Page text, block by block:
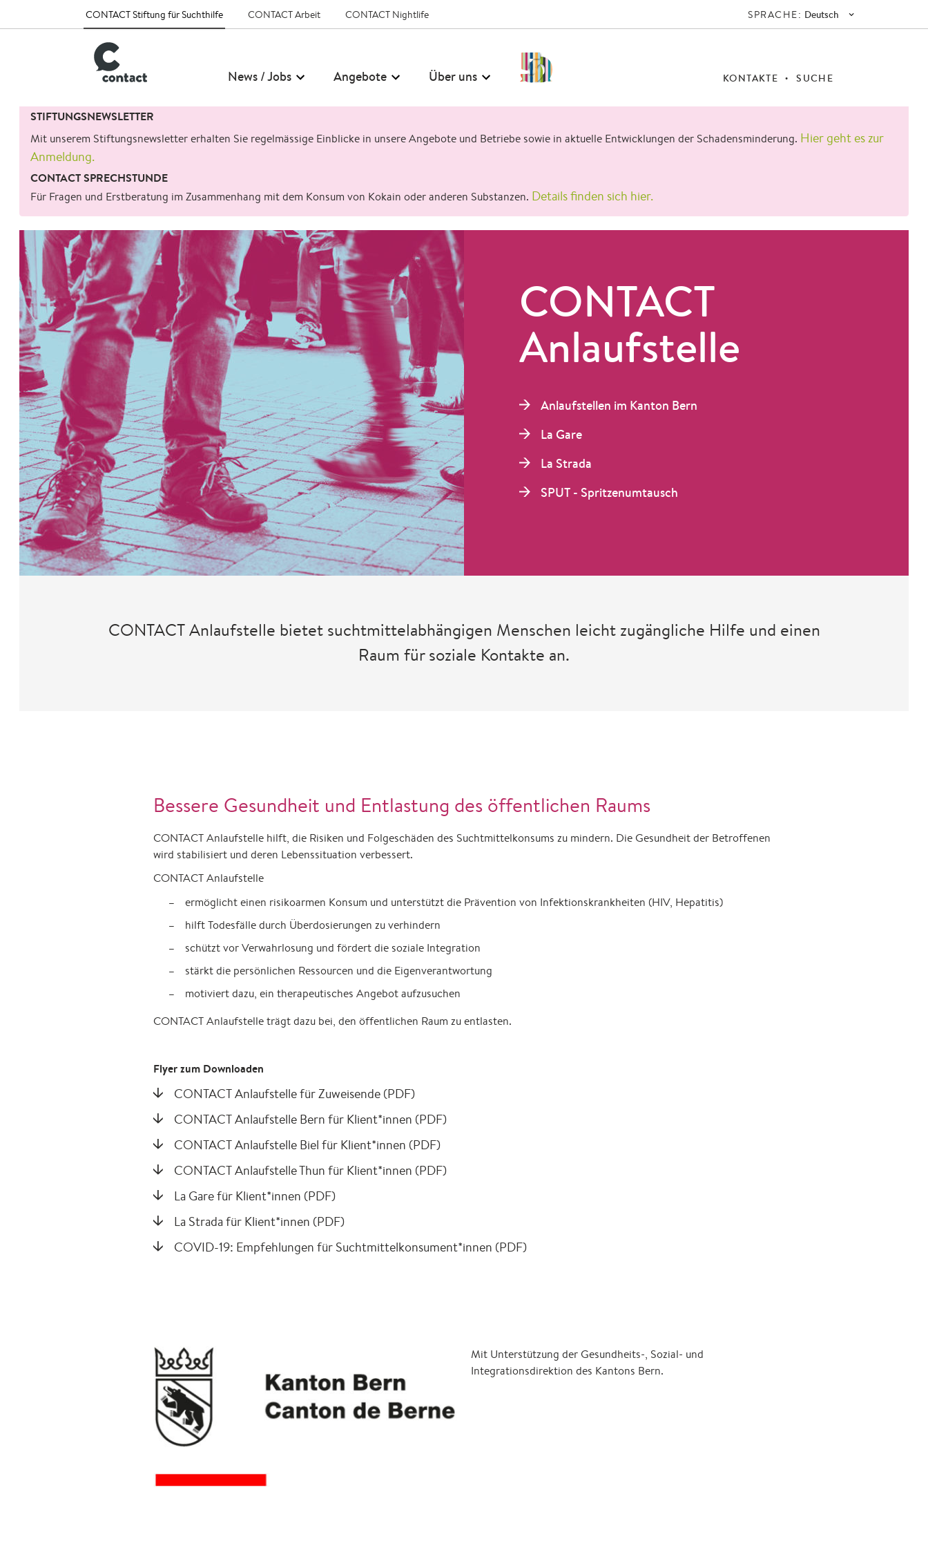
CONTACT Stiftung für Suchthilfe CONTACT Arbeit CONTACT Nightlife Deutsch
SPRACHE:
News / Jobs Angebote Über uns
CONTACT
KONTAKTE SUCHE
nach:
STIFTUNGSNEWSLETTER
Mit unserem Stiftungsnewsletter erhalten Sie regelmässige Einblicke in unsere Angebote und Betriebe sowie in aktuelle Entwicklungen der Schadensminderung. Hier geht es zur
Anmeldung.
CONTACT SPRECHSTUNDE
Für Fragen und Erstberatung im Zusammenhang mit dem Konsum von Kokain oder anderen Substanzen. Details finden sich hier.
CONTACT
Anlaufstelle
Anlaufstellen im Kanton Bern
La Gare
La Strada
SPUT - Spritzenumtausch
CONTACT Anlaufstelle bietet suchtmittelabhängigen Menschen leicht zugängliche Hilfe und einen
Raum für soziale Kontakte an.
Bessere Gesundheit und Entlastung des öffentlichen Raums
CONTACT Anlaufstelle hilft, die Risiken und Folgeschäden des Suchtmittelkonsums zu mindern. Die Gesundheit der Betroffenen
wird stabilisiert und deren Lebenssituation verbessert.
CONTACT Anlaufstelle
ermöglicht einen risikoarmen Konsum und unterstützt die Prävention von Infektionskrankheiten (HIV, Hepatitis)
hilft Todesfälle durch Überdosierungen zu verhindern
schützt vor Verwahrlosung und fördert die soziale Integration
stärkt die persönlichen Ressourcen und die Eigenverantwortung
motiviert dazu, ein therapeutisches Angebot aufzusuchen
CONTACT Anlaufstelle trägt dazu bei, den öffentlichen Raum zu entlasten.
Flyer zum Downloaden
CONTACT Anlaufstelle für Zuweisende (PDF)
CONTACT Anlaufstelle Bern für Klient*innen (PDF)
CONTACT Anlaufstelle Biel für Klient*innen (PDF)
CONTACT Anlaufstelle Thun für Klient*innen (PDF)
La Gare für Klient*innen (PDF)
La Strada für Klient*innen (PDF)
COVID-19: Empfehlungen für Suchtmittelkonsument*innen (PDF)
Mit Unterstützung der Gesundheits-, Sozial- und
Integrationsdirektion des Kantons Bern.